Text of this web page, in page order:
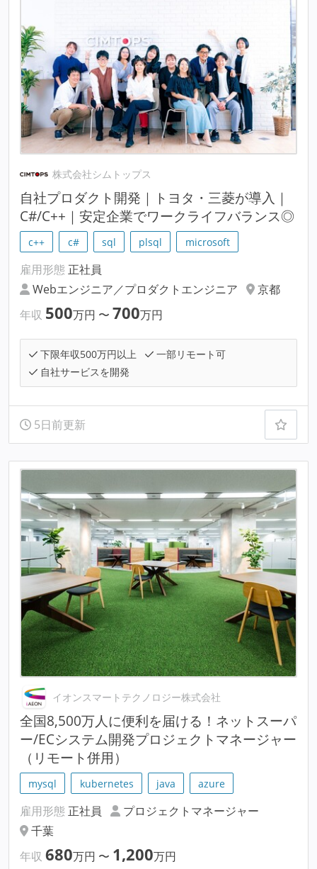
株式会社シムトップス
自社プロダクト開発｜トヨタ・三菱が導入｜
C#/C++｜安定企業でワークライフバランス◎
c++ c# sql plsql microsoft
雇用形態 正社員
Webエンジニア／プロダクトエンジニア
京都
年収 500万円 〜 700万円
下限年収500万円以上
一部リモート可
自社サービスを開発
5日前更新
イオンスマートテクノロジー株式会社
全国8,500万人に便利を届ける！ネットスーパ
ー/ECシステム開発プロジェクトマネージャー
（リモート併用）
mysql kubernetes java azure
雇用形態 正社員
プロジェクトマネージャー
千葉
年収 680万円 〜 1,200万円